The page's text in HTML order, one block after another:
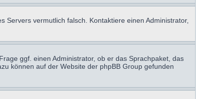
vermutlich falsch. Kontaktiere einen Administrator,
ggf. einen Administrator, ob er das Sprachpaket, das
können auf der Website der phpBB Group gefunden